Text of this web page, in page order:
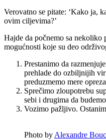
Verovatno se pitate: ‘Kako ja,
ovim ciljevima?’
Hajde da počnemo sa nekoliko
mogućnosti koje su deo
Prestanimo da
prehlade do ozbiljnijih
preduzmemo mere
Sprečimo zloupotrebu
sebi i drugima da
Vozimo pažljivo.
Photo byAlexandre